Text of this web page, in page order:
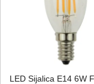
LED Sijalica E14 6W